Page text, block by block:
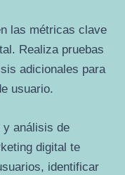
las métricas clave
Realiza pruebas
adicionales para
usuario.
y análisis de
digital te
identificar